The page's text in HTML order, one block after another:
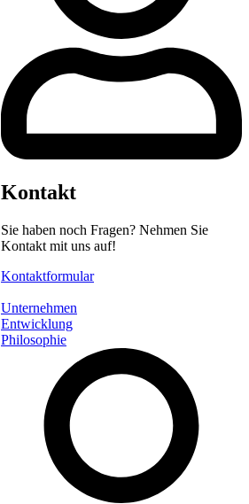
Kontakt
Sie haben noch Fragen? Nehmen Sie
Kontakt mit uns auf!
Kontaktformular
Unternehmen
Entwicklung
Philosophie